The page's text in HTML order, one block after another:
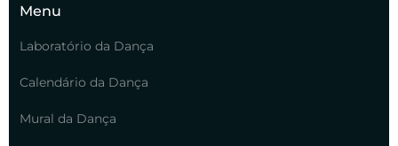
Menu
Laboratório da Dança
Calendário da Dança
Mural da Dança